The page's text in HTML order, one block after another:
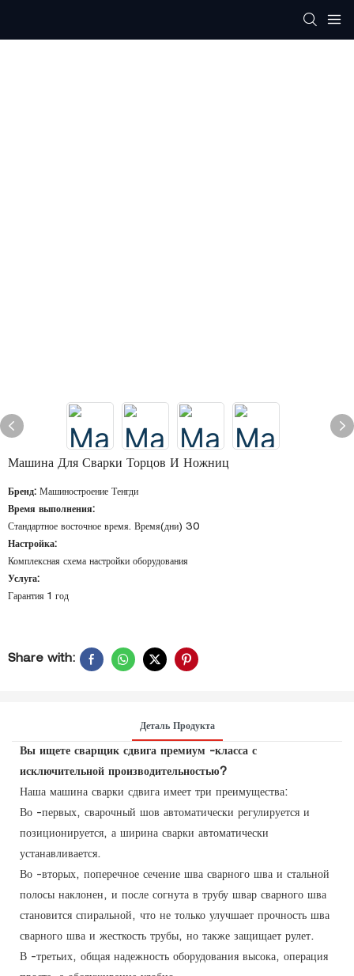
Машина Для Сварки Торцов И Ножниц
Бренд: Машиностроение Тенгди
Время выполнения:
Стандартное восточное время. Время(дни) 30
Настройка:
Комплексная схема настройки оборудования
Услуга:
Гарантия 1 год
Share with:
Деталь Продукта
Вы ищете сварщик сдвига премиум -класса с
исключительной производительностью?
Наша машина сварки сдвига имеет три преимущества:
Во -первых, сварочный шов автоматически регулируется и
позиционируется, а ширина сварки автоматически
устанавливается.
Во -вторых, поперечное сечение шва сварного шва и стальной
полосы наклонен, и после согнута в трубу швар сварного шва
становится спиральной, что не только улучшает прочность шва
сварного шва и жесткость трубы, но также защищает рулет.
В -третьих, общая надежность оборудования высока, операция